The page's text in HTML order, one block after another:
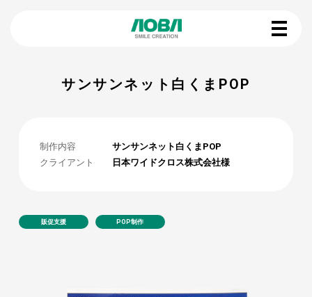
サンサンネット白くまPOP
制作内容
サンサンネット白くまPOP
クライアント
日本ワイドクロス株式会社様
販促支援 POP制作